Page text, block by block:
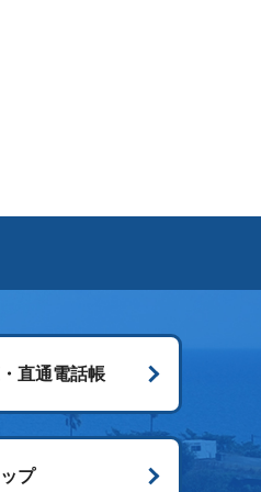
直通電話帳
プ